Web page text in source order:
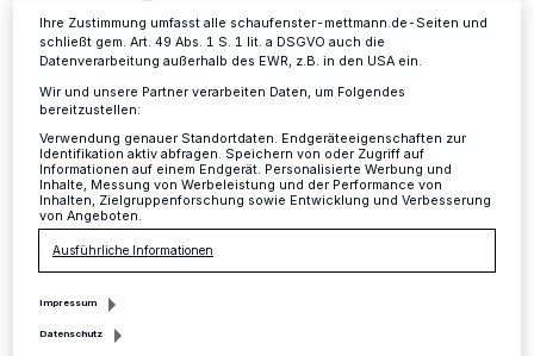
Luftreinhaltung im Straßenverkehr, die Binnenschiffe
fahren jedoch weiterhin nahezu ohne Abgasreinigung
durch die Städte, Wohngebiete und Häfen am Rhein.
08.01.2017 , 17:10 Uhr 2 Minuten Lesezeit
Ihre Zustimmung umfasst alle schaufenster-mettmann.de-Seiten und
schließt gem. Art. 49 Abs. 1 S. 1 lit. a DSGVO auch die
Datenverarbeitung außerhalb des EWR, z.B. in den USA ein.
Wir und unsere Partner verarbeiten Daten, um Folgendes
bereitzustellen:
Verwendung genauer Standortdaten. Endgeräteeigenschaften zur
Identifikation aktiv abfragen. Speichern von oder Zugriff auf
Informationen auf einem Endgerät. Personalisierte Werbung und
Inhalte, Messung von Werbeleistung und der Performance von
Inhalten, Zielgruppenforschung sowie Entwicklung und Verbesserung
von Angeboten.
Ausführliche Informationen
Impressum
Datenschutz